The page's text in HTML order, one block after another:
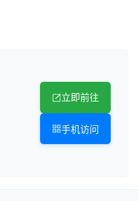
立即前往
手机访问